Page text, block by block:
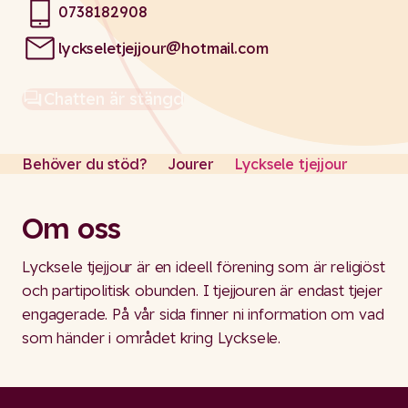
Phone:
0738182908
Email:
lyckseletjejjour@hotmail.com
Chatten är stängd
Behöver du stöd? Jourer Lycksele tjejjour
Om oss
Lycksele tjejjour är en ideell förening som är religiöst
och partipolitisk obunden. I tjejjouren är endast tjejer
engagerade. På vår sida finner ni information om vad
som händer i området kring Lycksele.